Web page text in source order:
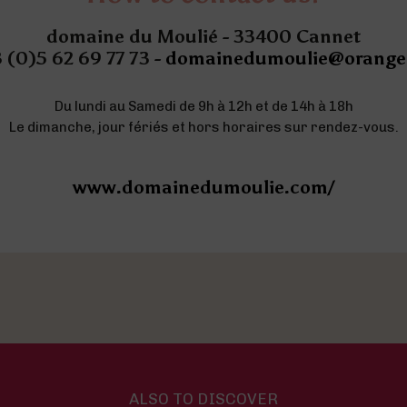
domaine du Moulié - 33400 Cannet
(0)5 62 69 77 73 -
Du lundi au Samedi de 9h à 12h et de 14h à 18h
Le dimanche, jour fériés et hors horaires sur rendez-vous.
www.domainedumoulie.com/
ALSO TO DISCOVER